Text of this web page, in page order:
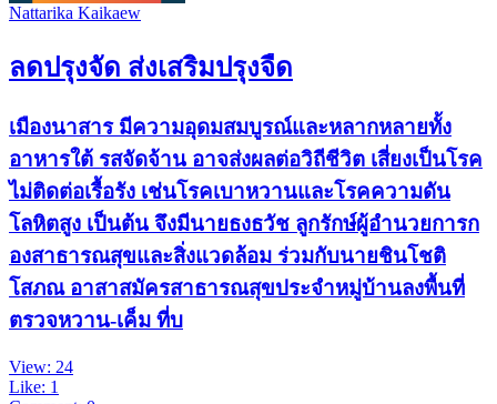
Nattarika Kaikaew
ลดปรุงจัด ส่งเสริมปรุงจืด
เมืองนาสาร มีความอุดมสมบูรณ์และหลากหลายทั้ง
อาหารใต้ รสจัดจ้าน อาจส่งผลต่อวิถีชีวิต เสี่ยงเป็นโรค
ไม่ติดต่อเรื้อรัง เช่นโรคเบาหวานและโรคความดัน
โลหิตสูง เป็นต้น จึงมีนายธงธวัช ลูกรักษ์ผู้อำนวยการก
องสาธารณสุขและสิ่งแวดล้อม ร่วมกับนายชินโชติ
โสภณ อาสาสมัครสาธารณสุขประจำหมู่บ้านลงพื้นที่
ตรวจหวาน-เค็ม ที่บ
View: 24
Like: 1